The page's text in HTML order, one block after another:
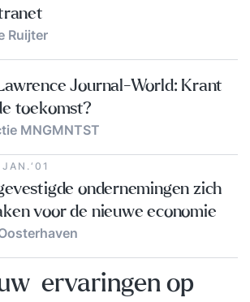
Ruijter
Journal-World: Krant
toekomst?
MNGMNTST
ondernemingen zich
voor de nieuwe economie
ervaringen op